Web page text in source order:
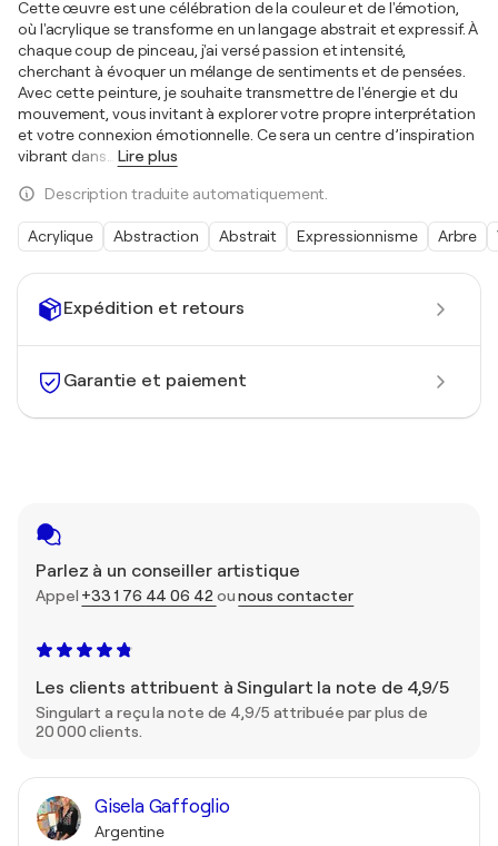
Expédition et retours
Garantie et paiement
Parlez à un conseiller artistique
Appel +33 1 76 44 06 42 ounous contacter
Les clients attribuent à Singulart la note de 4,9/5
Singulart a reçu la note de 4,9/5 attribuée par plus de
20 000 clients.
Gisela Gaffoglio
Argentine
Cette œuvre est une célébration de la couleur et de l'émotion,
où l'acrylique se transforme en un langage abstrait et expressif. À
chaque coup de pinceau, j'ai versé passion et intensité,
cherchant à évoquer un mélange de sentiments et de pensées.
Avec cette peinture, je souhaite transmettre de l'énergie et du
mouvement, vous invitant à explorer votre propre interprétation
et votre connexion émotionnelle. Ce sera un centre d’inspiration
vibrant dans
Lire plus
Description traduite automatiquement.
Acrylique Abstraction Abstrait Expressionnisme Arbre